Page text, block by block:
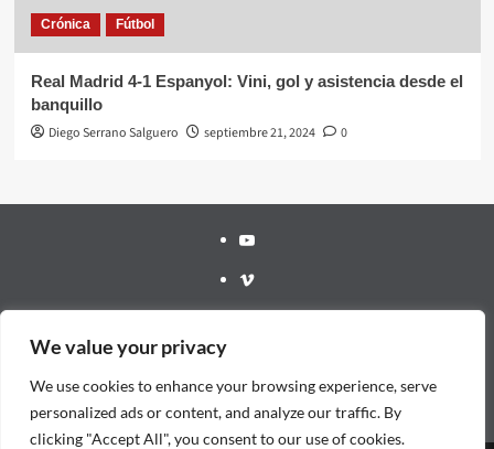
We value your privacy
We use cookies to enhance your browsing experience, serve
personalized ads or content, and analyze our traffic. By
clicking "Accept All", you consent to our use of cookies.
Crónica Fútbol
Real Madrid 4-1 Espanyol: Vini, gol y asistencia desde el
banquillo
Diego Serrano Salguero
septiembre 21, 2024 0
Youtube
Vimeo
¿Quién
soy?